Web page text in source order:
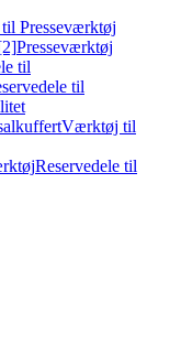
til Presseværktøj
Presseværktøj
til
til
Værktøj til
Reservedele til